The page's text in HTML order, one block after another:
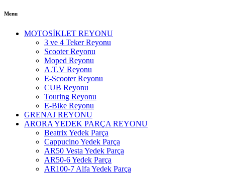
Menu
MOTOSİKLET REYONU
3 ve 4 Teker Reyonu
Scooter Reyonu
Moped Reyonu
A.T.V Reyonu
E-Scooter Reyonu
CUB Reyonu
Touring Reyonu
E-Bike Reyonu
GRENAJ REYONU
ARORA YEDEK PARÇA REYONU
Beatrix Yedek Parça
Cappucino Yedek Parça
AR50 Vesta Yedek Parça
AR50-6 Yedek Parça
AR100-7 Alfa Yedek Parça